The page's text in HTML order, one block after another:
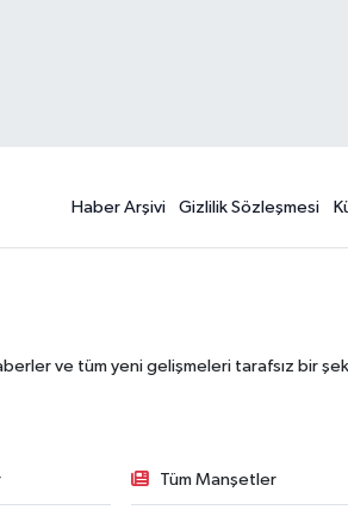
Haber Arşivi Gizlilik Sözleşmesi
ve tüm yeni gelişmeleri tarafsız bir
Tüm Manşetler